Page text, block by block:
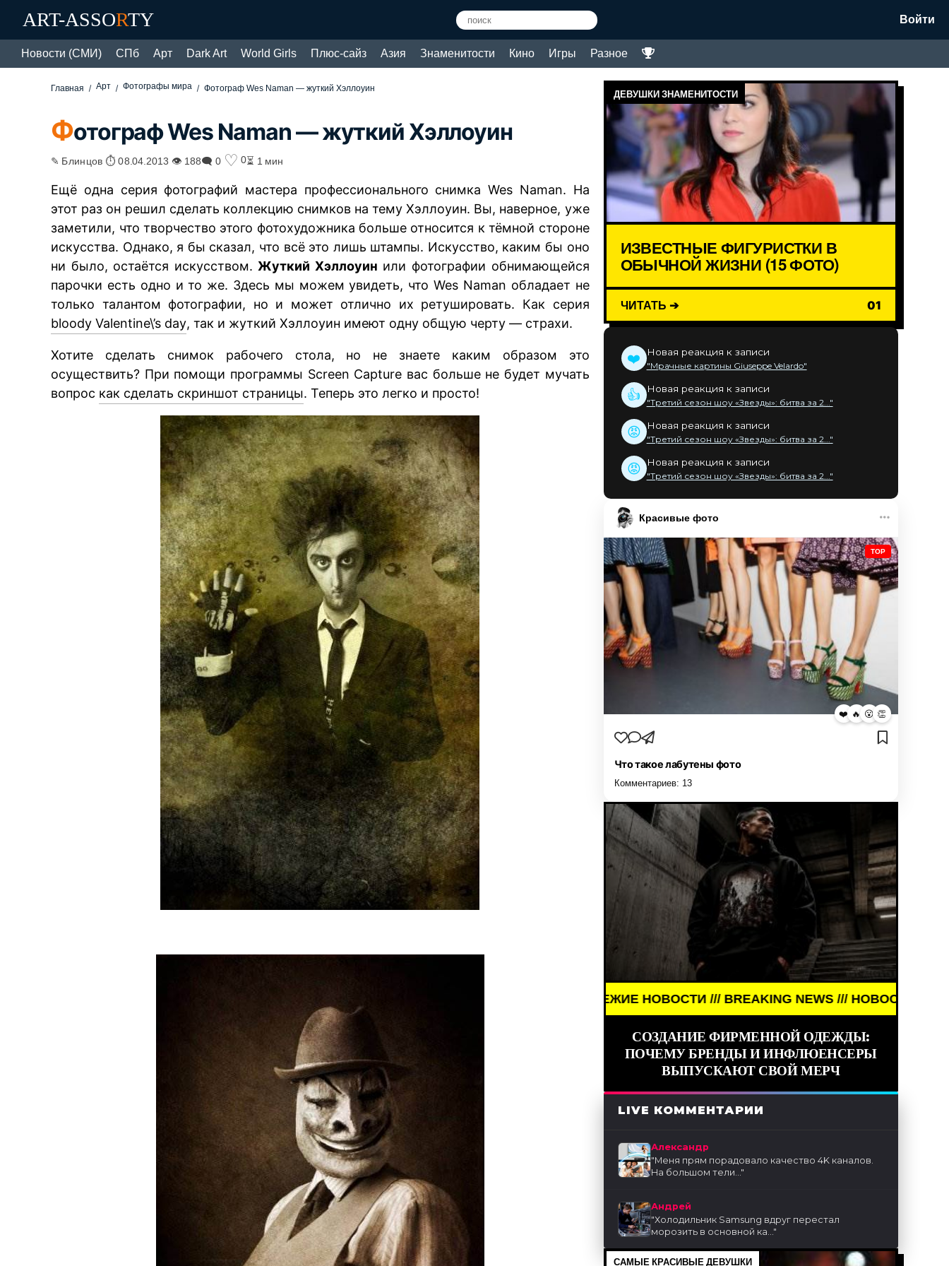
ART-ASSORTY Войти
Новости (СМИ) СПб Арт Dark Art World Girls Плюс-сайз Азия Знаменитости Кино Игры Разное
Главная Арт Фотографы мира Фотограф Wes Naman — жуткий Хэллоуин
Фотограф Wes Naman — жуткий Хэллоуин
✎ Блинцов ⏱ 08.04.2013 👁 188🗨 0 ♡ 0⏳ 1 мин
Ещё одна серия фотографий мастера профессионального снимка Wes Naman. На
этот раз он решил сделать коллекцию снимков на тему Хэллоуин. Вы, наверное, уже
заметили, что творчество этого фотохудожника больше относится к тёмной стороне
искусства. Однако, я бы сказал, что всё это лишь штампы. Искусство, каким бы оно
ни было, остаётся искусством. Жуткий Хэллоуин или фотографии обнимающейся
парочки есть одно и то же. Здесь мы можем увидеть, что Wes Naman обладает не
только талантом фотографии, но и может отлично их ретушировать. Как серия
bloody Valentine\’s day, так и жуткий Хэллоуин имеют одну общую черту — страхи.
Хотите сделать снимок рабочего стола, но не знаете каким образом это
осуществить? При помощи программы Screen Capture вас больше не будет мучать
вопрос как сделать скриншот страницы. Теперь это легко и просто!
ДЕВУШКИ ЗНАМЕНИТОСТИ
ИЗВЕСТНЫЕ ФИГУРИСТКИ В
ОБЫЧНОЙ ЖИЗНИ (15 ФОТО)
ЧИТАТЬ ➔ 01
❤️ Новая реакция к записи
"Мрачные картины Giuseppe Velardo"
👍 Новая реакция к записи
"Третий сезон шоу «Звезды»: битва за 2..."
😡 Новая реакция к записи
"Третий сезон шоу «Звезды»: битва за 2..."
😡 Новая реакция к записи
"Третий сезон шоу «Звезды»: битва за 2..."
Красивые фото
TOP
❤️ 🔥 😮 👏
Что такое лабутены фото
Комментариев: 13
BREAKING NEWS /// НОВОСТИ (СМИ) /// СВЕЖИЕ НОВОСТИ /// BREAKING NEWS /// НОВОСТИ (СМИ) /// СВЕЖИЕ
СОЗДАНИЕ ФИРМЕННОЙ ОДЕЖДЫ:
ПОЧЕМУ БРЕНДЫ И ИНФЛЮЕНСЕРЫ
ВЫПУСКАЮТ СВОЙ МЕРЧ
LIVE КОММЕНТАРИИ
Александр
"Меня прям порадовало качество 4K каналов.
На большом тели..."
Андрей
"Холодильник Samsung вдруг перестал
морозить в основной ка..."
САМЫЕ КРАСИВЫЕ ДЕВУШКИ